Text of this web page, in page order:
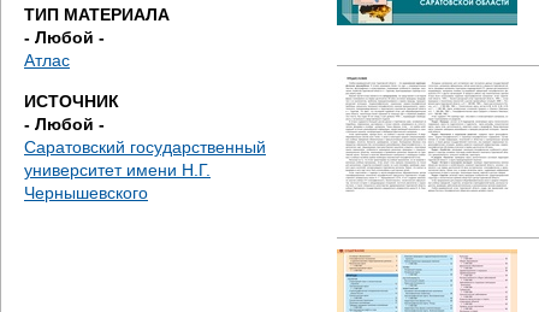
с
ь
ТИП МАТЕРИАЛА
- Любой -
Атлас
ИСТОЧНИК
- Любой -
Саратовский государственный
университет имени Н.Г.
Чернышевского